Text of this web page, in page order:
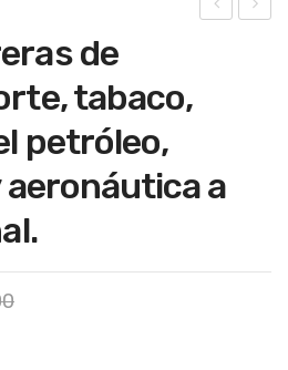
en
de
tabaco,
petróleo,
a
Original
Current